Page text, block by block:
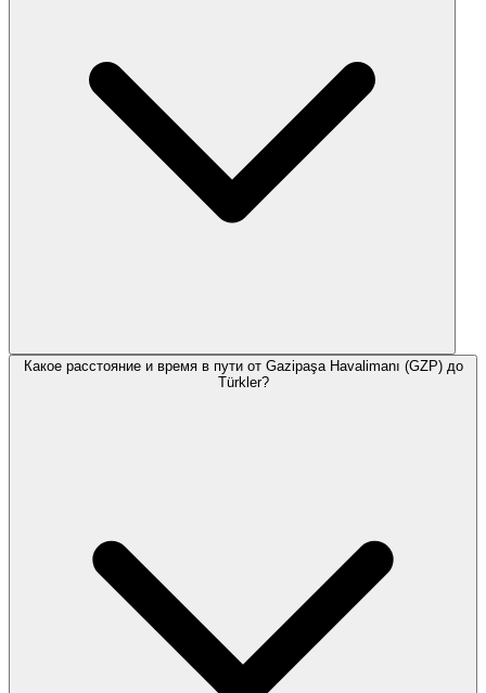
Какое расстояние и время в пути от Gazipaşa Havalimanı (GZP) до
Türkler?